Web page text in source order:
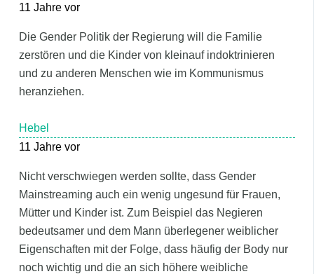
11 Jahre vor
Die Gender Politik der Regierung will die Familie
zerstören und die Kinder von kleinauf indoktrinieren
und zu anderen Menschen wie im Kommunismus
heranziehen.
Hebel
11 Jahre vor
Nicht verschwiegen werden sollte, dass Gender
Mainstreaming auch ein wenig ungesund für Frauen,
Mütter und Kinder ist. Zum Beispiel das Negieren
bedeutsamer und dem Mann überlegener weiblicher
Eigenschaften mit der Folge, dass häufig der Body nur
noch wichtig und die an sich höhere weibliche